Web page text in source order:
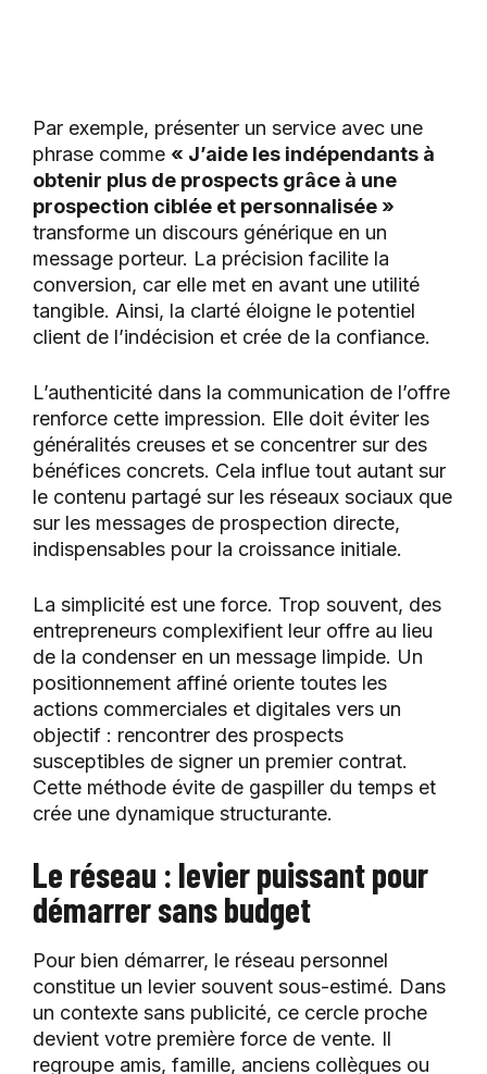
Par exemple, présenter un service avec une
phrase comme « J’aide les indépendants à
obtenir plus de prospects grâce à une
prospection ciblée et personnalisée »
transforme un discours générique en un
message porteur. La précision facilite la
conversion, car elle met en avant une utilité
tangible. Ainsi, la clarté éloigne le potentiel
client de l’indécision et crée de la confiance.
L’authenticité dans la communication de l’offre
renforce cette impression. Elle doit éviter les
généralités creuses et se concentrer sur des
bénéfices concrets. Cela influe tout autant sur
le contenu partagé sur les réseaux sociaux que
sur les messages de prospection directe,
indispensables pour la croissance initiale.
La simplicité est une force. Trop souvent, des
entrepreneurs complexifient leur offre au lieu
de la condenser en un message limpide. Un
positionnement affiné oriente toutes les
actions commerciales et digitales vers un
objectif : rencontrer des prospects
susceptibles de signer un premier contrat.
Cette méthode évite de gaspiller du temps et
crée une dynamique structurante.
Le réseau : levier puissant pour
démarrer sans budget
Pour bien démarrer, le réseau personnel
constitue un levier souvent sous-estimé. Dans
un contexte sans publicité, ce cercle proche
devient votre première force de vente. Il
regroupe amis, famille, anciens collègues ou